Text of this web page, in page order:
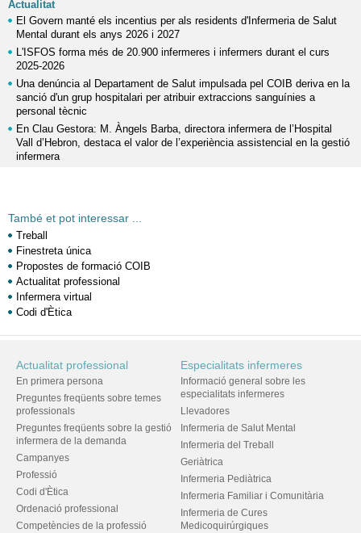
Actualitat
El Govern manté els incentius per als residents d'Infermeria de Salut
Mental durant els anys 2026 i 2027
L'ISFOS forma més de 20.900 infermeres i infermers durant el curs
2025-2026
Una denúncia al Departament de Salut impulsada pel COIB deriva en la
sanció d'un grup hospitalari per atribuir extraccions sanguínies a
personal tècnic
En Clau Gestora: M. Àngels Barba, directora infermera de l’Hospital
Vall d’Hebron, destaca el valor de l’experiència assistencial en la gestió
infermera
També et pot interessar ...
Treball
Finestreta única
Propostes de formació COIB
Actualitat professional
Infermera virtual
Codi d'Ètica
Actualitat professional
En primera persona
Preguntes freqüents sobre temes
professionals
Preguntes freqüents sobre la gestió
infermera de la demanda
Campanyes
Professió
Codi d'Ètica
Ordenació professional
Competències de la professió
Especialitats infermeres
Informació general sobre les
especialitats infermeres
Llevadores
Infermeria de Salut Mental
Infermeria del Treball
Geriàtrica
Infermeria Pediàtrica
Infermeria Familiar i Comunitària
Infermeria de Cures
Medicoquirúrgiques